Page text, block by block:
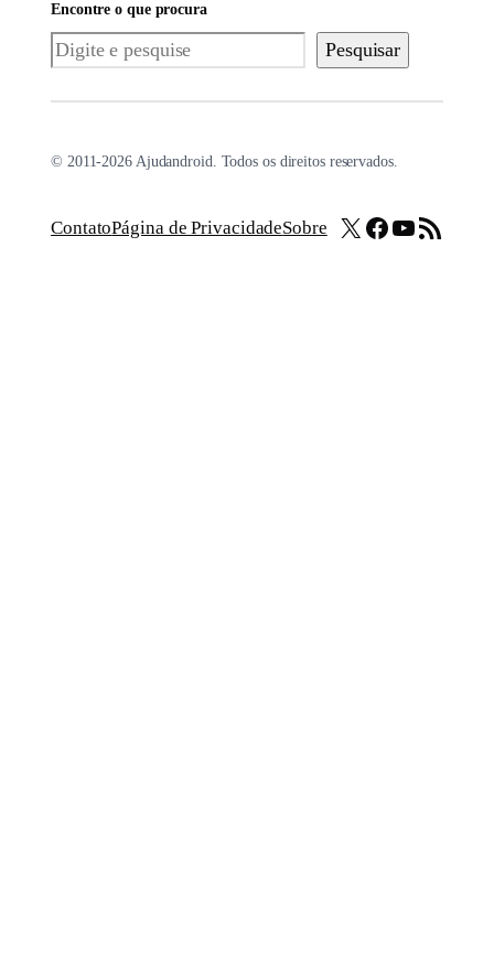
Encontre o que procura
Pesquisar Pesquisar
© 2011-2026 Ajudandroid. Todos os direitos reservados.
ContatoPágina de PrivacidadeSobre X Facebook
Youtube
Feed RSS